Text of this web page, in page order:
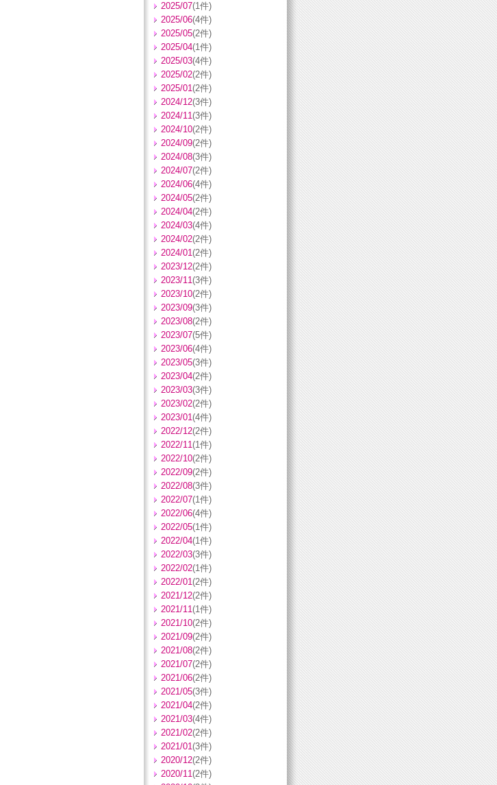
2025/07(1件)
2025/06(4件)
2025/05(2件)
2025/04(1件)
2025/03(4件)
2025/02(2件)
2025/01(2件)
2024/12(3件)
2024/11(3件)
2024/10(2件)
2024/09(2件)
2024/08(3件)
2024/07(2件)
2024/06(4件)
2024/05(2件)
2024/04(2件)
2024/03(4件)
2024/02(2件)
2024/01(2件)
2023/12(2件)
2023/11(3件)
2023/10(2件)
2023/09(3件)
2023/08(2件)
2023/07(5件)
2023/06(4件)
2023/05(3件)
2023/04(2件)
2023/03(3件)
2023/02(2件)
2023/01(4件)
2022/12(2件)
2022/11(1件)
2022/10(2件)
2022/09(2件)
2022/08(3件)
2022/07(1件)
2022/06(4件)
2022/05(1件)
2022/04(1件)
2022/03(3件)
2022/02(1件)
2022/01(2件)
2021/12(2件)
2021/11(1件)
2021/10(2件)
2021/09(2件)
2021/08(2件)
2021/07(2件)
2021/06(2件)
2021/05(3件)
2021/04(2件)
2021/03(4件)
2021/02(2件)
2021/01(3件)
2020/12(2件)
2020/11(2件)